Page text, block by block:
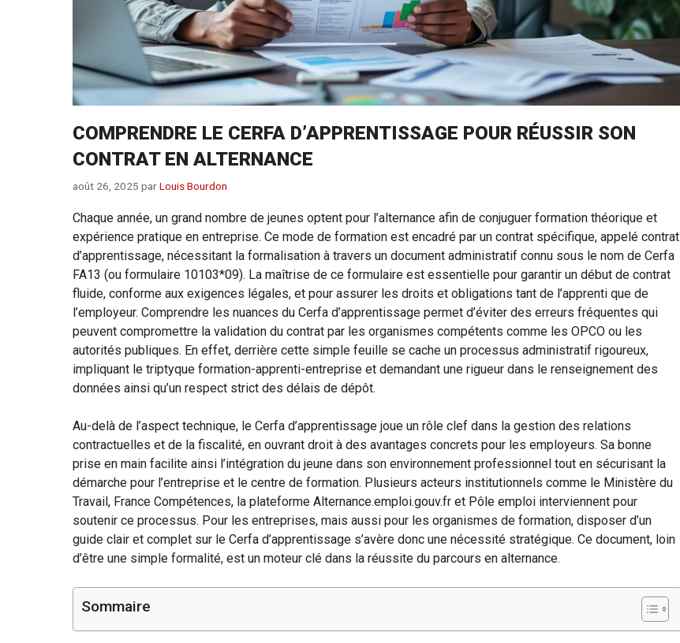
COMPRENDRE LE CERFA D’APPRENTISSAGE POUR RÉUSSIR SON
CONTRAT EN ALTERNANCE
août 26, 2025 parLouis Bourdon
Chaque année, un grand nombre de jeunes optent pour l’alternance afin de conjuguer formation théorique et
expérience pratique en entreprise. Ce mode de formation est encadré par un contrat spécifique, appelé contrat
d’apprentissage, nécessitant la formalisation à travers un document administratif connu sous le nom de Cerfa
FA13 (ou formulaire 10103*09). La maîtrise de ce formulaire est essentielle pour garantir un début de contrat
fluide, conforme aux exigences légales, et pour assurer les droits et obligations tant de l’apprenti que de
l’employeur. Comprendre les nuances du Cerfa d’apprentissage permet d’éviter des erreurs fréquentes qui
peuvent compromettre la validation du contrat par les organismes compétents comme les OPCO ou les
autorités publiques. En effet, derrière cette simple feuille se cache un processus administratif rigoureux,
impliquant le triptyque formation-apprenti-entreprise et demandant une rigueur dans le renseignement des
données ainsi qu’un respect strict des délais de dépôt.
Au-delà de l’aspect technique, le Cerfa d’apprentissage joue un rôle clef dans la gestion des relations
contractuelles et de la fiscalité, en ouvrant droit à des avantages concrets pour les employeurs. Sa bonne
prise en main facilite ainsi l’intégration du jeune dans son environnement professionnel tout en sécurisant la
démarche pour l’entreprise et le centre de formation. Plusieurs acteurs institutionnels comme le Ministère du
Travail, France Compétences, la plateforme Alternance.emploi.gouv.fr et Pôle emploi interviennent pour
soutenir ce processus. Pour les entreprises, mais aussi pour les organismes de formation, disposer d’un
guide clair et complet sur le Cerfa d’apprentissage s’avère donc une nécessité stratégique. Ce document, loin
d’être une simple formalité, est un moteur clé dans la réussite du parcours en alternance.
Sommaire